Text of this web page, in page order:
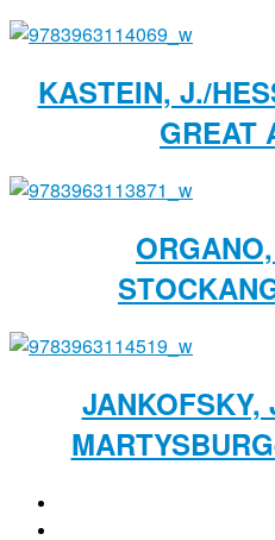
KASTEIN, J./
GREAT
JANKOFSKY,